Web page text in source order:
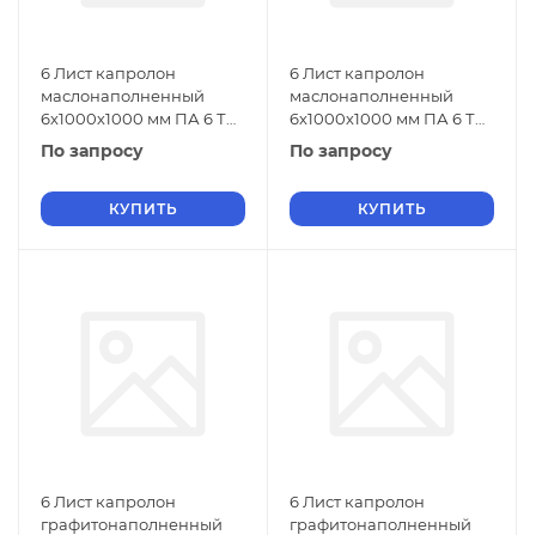
6 Лист капролон
маслонаполненный
6х1000х1000 мм ПА 6 ТУ
2224-001-78534599-2006
зеленый
По запросу
КУПИТЬ
6 Лист капролон
маслонаполненный
6х1000х1000 мм ПА 6 ТУ
2224-001-78534599-2006
черный
По запросу
КУПИТЬ
6 Лист капролон
графитонаполненный
6 Лист капролон
графитонаполненный